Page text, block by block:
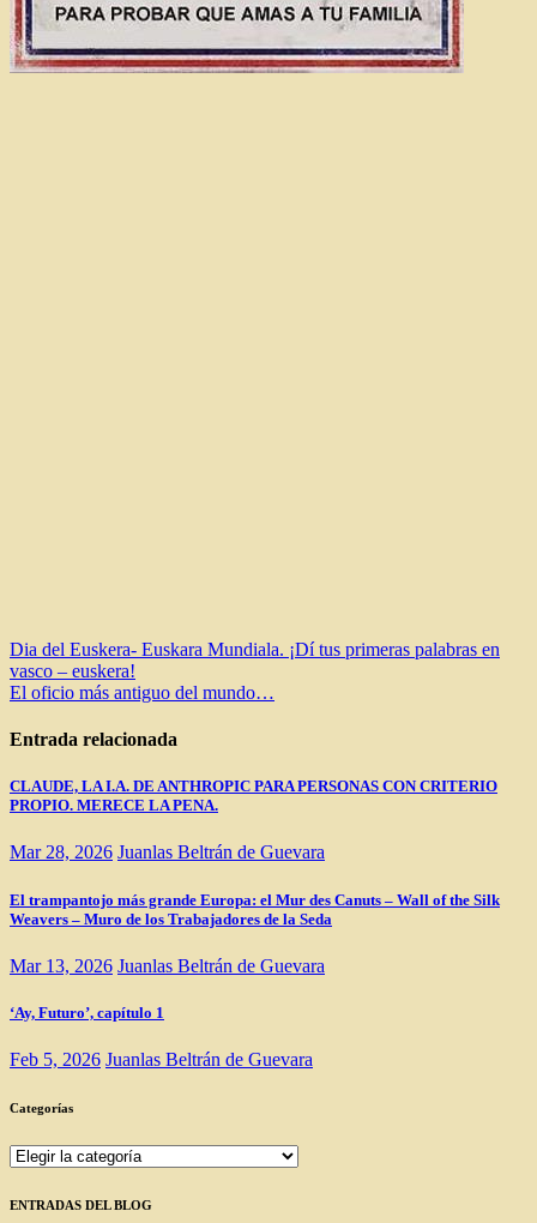
Navegación
de
Dia del Euskera- Euskara Mundiala. ¡Dí tus primeras palabras en
vasco – euskera!
El oficio más antiguo del mundo…
Entrada relacionada
CLAUDE, LA I.A. DE ANTHROPIC PARA PERSONAS CON CRITERIO
PROPIO. MERECE LA PENA.
Mar 28, 2026 Juanlas Beltrán de Guevara
El trampantojo más grande Europa: el Mur des Canuts – Wall of the Silk
Weavers – Muro de los Trabajadores de la Seda
Mar 13, 2026 Juanlas Beltrán de Guevara
‘Ay, Futuro’, capítulo 1
Feb 5, 2026 Juanlas Beltrán de Guevara
Categorías
Categorías
ENTRADAS DEL BLOG